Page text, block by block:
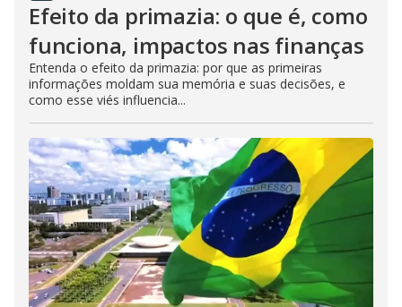
Efeito da primazia: o que é, como
funciona, impactos nas finanças
Entenda o efeito da primazia: por que as primeiras
informações moldam sua memória e suas decisões, e
como esse viés influencia...